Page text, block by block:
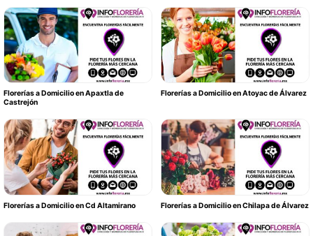
Florerías a Domicilio en Apaxtla de
Castrejón
Florerías a Domicilio en Atoyac de Álvarez
Florerías a Domicilio en Cd Altamirano Florerías a Domicilio en Chilapa de Álvarez